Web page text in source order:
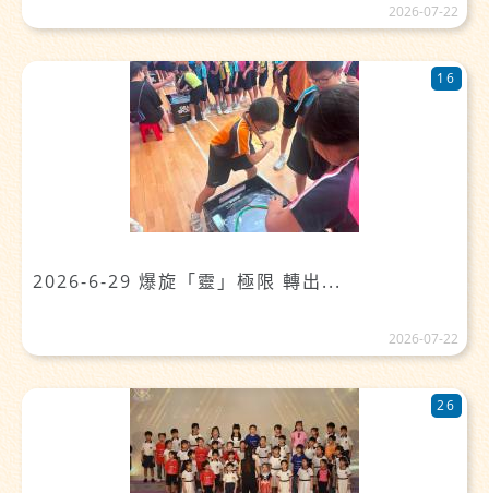
2026-07-22
2026-6-29 爆旋「靈」極限 轉出...
16
2026-07-22
26